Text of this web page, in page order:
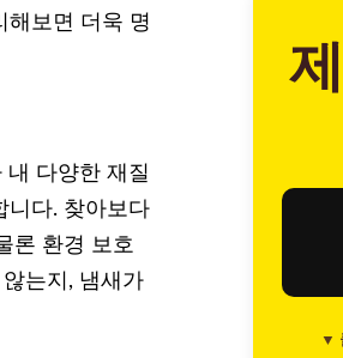
해보면 더욱 명
내 다양한 재질
니다. 찾아보다
론 환경 보호
는지, 냄새가
▼